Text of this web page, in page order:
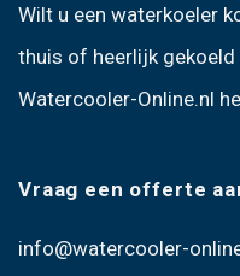
Wilt u een waterkoeler
thuis of heerlijk
Watercooler-Online.nl
Vraag een offerte
info@watercooler-